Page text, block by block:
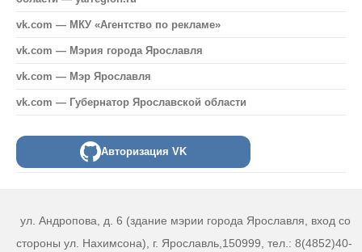
vk.com — МКУ «Агентство по рекламе»
vk.com — Мэрия города Ярославля
vk.com — Мэр Ярославля
vk.com — Губернатор Ярославской области
Авторизация VK
ул. Андропова, д. 6 (здание мэрии города Ярославля, вход со
стороны ул. Нахимсона), г. Ярославль,150999, тел.: 8(4852)40-